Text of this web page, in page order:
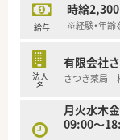
給与
時給
※経験・年齢
法人
名
有限会社
さつき薬局
月火水木
09:00～